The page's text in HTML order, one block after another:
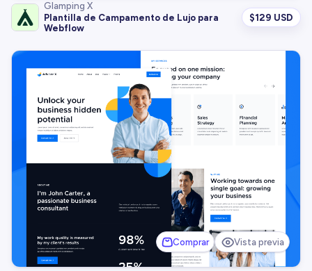
Glamping X
Plantilla de Campamento de Lujo para
Webflow
$129 USD
Comprar Vista previa